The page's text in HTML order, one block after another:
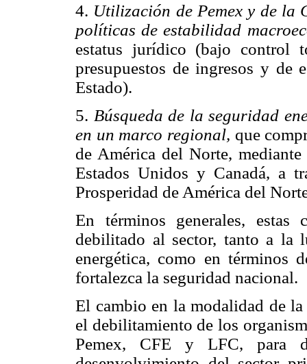
4. Utilización de Pemex y de la
políticas de estabilidad
estatus jurídico (bajo control
presupuestos de ingresos y de
Estado).
5. Búsqueda de la seguridad
en un marco regional, que
de América del Norte,
Estados Unidos y Canadá, a
Prosperidad de América del
En términos generales,
debilitado al sector, tanto a la
energética, como en términos
fortalezca la seguridad nacional.
El cambio en la modalidad de
el debilitamiento de los
Pemex, CFE y LFC, para